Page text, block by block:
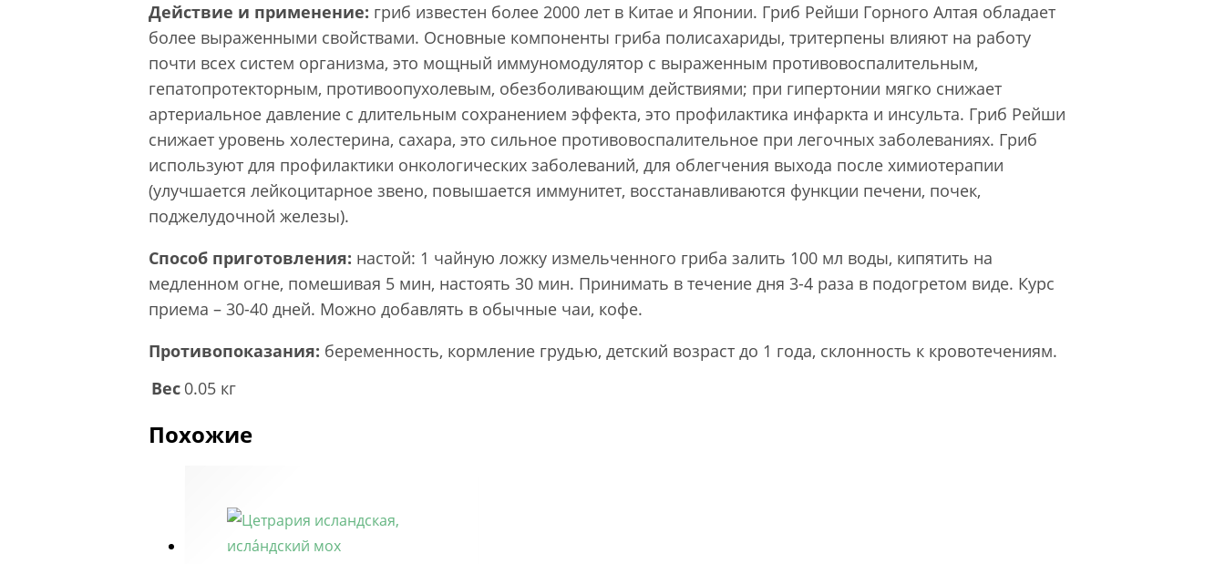
Действие и применение: гриб известен более 2000 лет в Китае и Японии. Гриб Рейши Горного Алтая обладает
более выраженными свойствами. Основные компоненты гриба полисахариды, тритерпены влияют на работу
почти всех систем организма, это мощный иммуномодулятор с выраженным противовоспалительным,
гепатопротекторным, противоопухолевым, обезболивающим действиями; при гипертонии мягко снижает
артериальное давление с длительным сохранением эффекта, это профилактика инфаркта и инсульта. Гриб Рейши
снижает уровень холестерина, сахара, это сильное противовоспалительное при легочных заболеваниях. Гриб
используют для профилактики онкологических заболеваний, для облегчения выхода после химиотерапии
(улучшается лейкоцитарное звено, повышается иммунитет, восстанавливаются функции печени, почек,
поджелудочной железы).
Способ приготовления: настой: 1 чайную ложку измельченного гриба залить 100 мл воды, кипятить на
медленном огне, помешивая 5 мин, настоять 30 мин. Принимать в течение дня 3-4 раза в подогретом виде. Курс
приема – 30-40 дней. Можно добавлять в обычные чаи, кофе.
Противопоказания: беременность, кормление грудью, детский возраст до 1 года, склонность к кровотечениям.
Вес 0.05 кг
Похожие